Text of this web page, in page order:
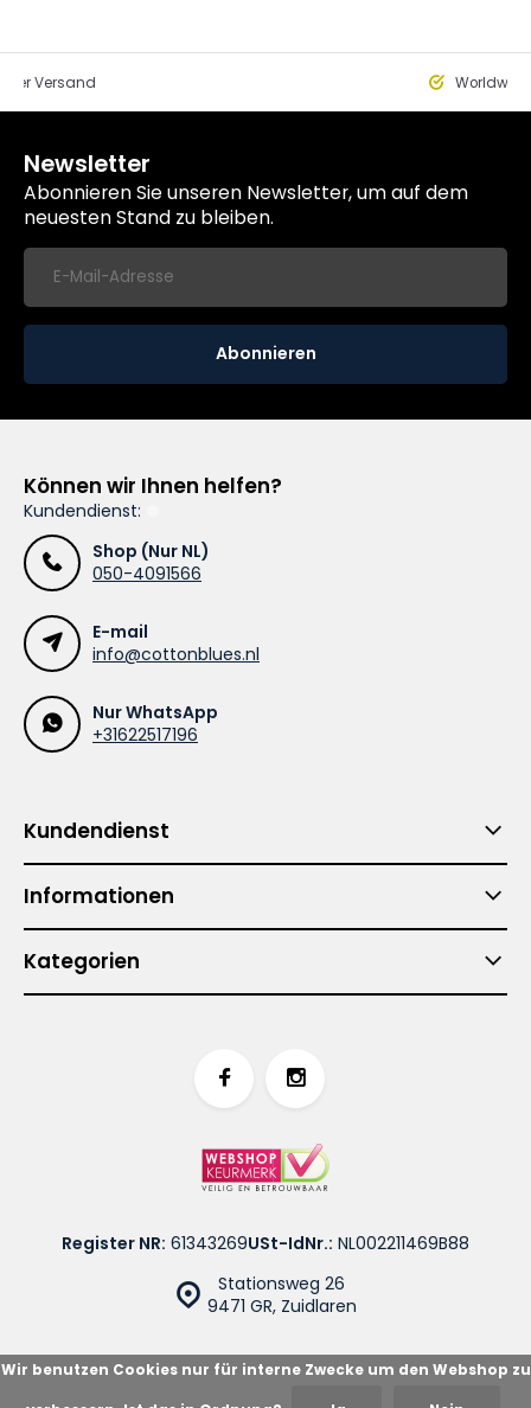
Versand
Newsletter
Abonnieren Sie unseren Newsletter, um auf dem
neuesten Stand zu bleiben.
Abonnieren
Können wir Ihnen helfen?
Kundendienst:
Shop (Nur NL)
050-4091566
E-mail
info@cottonblues.nl
Nur WhatsApp
+31622517196
Kundendienst
Informationen
Kategorien
Stationsweg 26
9471 GR, Zuidlaren
Register NR: 61343269USt-IdNr.: NL002211469B88
Wir benutzen Cookies nur für interne Zwecke um den Webshop zu